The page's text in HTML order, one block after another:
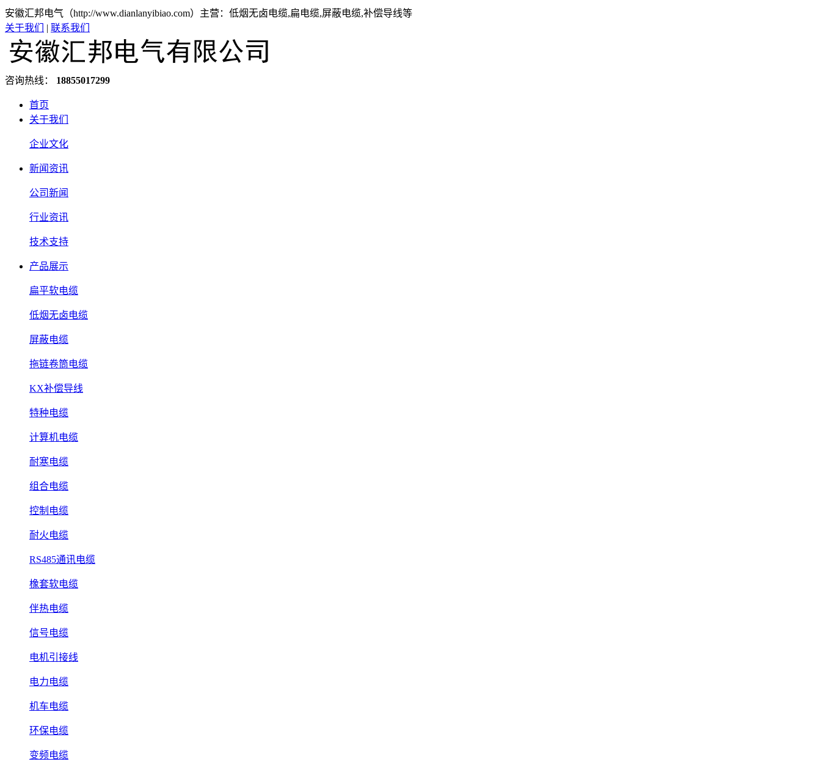
安徽汇邦电气（http://www.dianlanyibiao.com）主营：低烟无卤电缆,扁电缆,屏蔽电缆,补偿导线等
关于我们
| 联系我们
咨询热线： 18855017299
首页
关于我们
企业文化
新闻资讯
公司新闻
行业资讯
技术支持
产品展示
扁平软电缆
低烟无卤电缆
屏蔽电缆
拖链卷筒电缆
KX补偿导线
特种电缆
计算机电缆
耐寒电缆
组合电缆
控制电缆
耐火电缆
RS485通讯电缆
橡套软电缆
伴热电缆
信号电缆
电机引接线
电力电缆
机车电缆
环保电缆
变频电缆